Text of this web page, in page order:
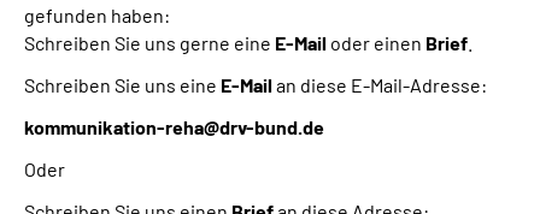
gefunden haben:
Schreiben Sie uns gerne eine E-Mail oder einen Brief
Schreiben Sie uns eine E-Mailan diese E-Mail-Adresse:
kommunikation-reha@drv-bund.de
Oder